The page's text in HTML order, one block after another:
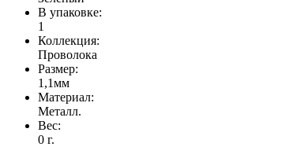
В упаковке:
1
Коллекция:
Проволока
Размер:
1,1мм
Материал:
Металл.
Вес:
0 г.